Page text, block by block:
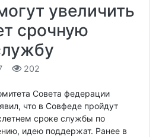
увеличить
срочную
202
Совета федерации
что в Совфеде пройдут
сроке службы по
идею поддержат. Ранее в